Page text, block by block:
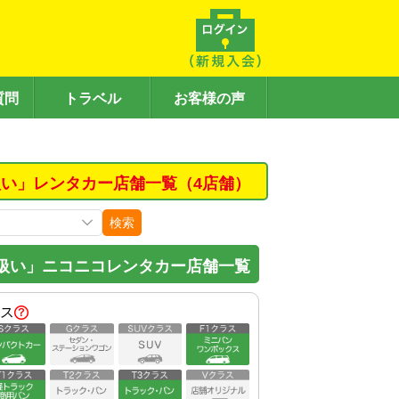
問 トラベル お客様の声
」レンタカー店舗一覧（4店舗）
検索
い」ニコニコレンタカー店舗一覧